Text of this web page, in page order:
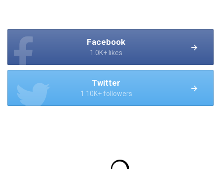
Facebook
1.0K+ likes
Twitter
1.10K+ followers